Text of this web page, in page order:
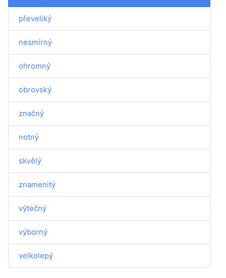
převeliký
nesmírný
ohromný
obrovský
značný
notný
skvělý
znamenitý
výtečný
výborný
velkolepý